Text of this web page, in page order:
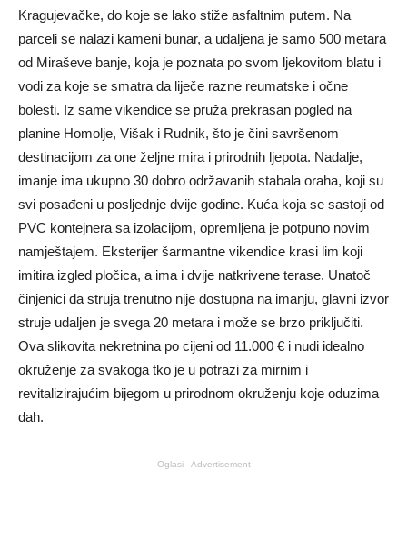
Kragujevačke, do koje se lako stiže asfaltnim putem. Na
parceli se nalazi kameni bunar, a udaljena je samo 500 metara
od Miraševe banje, koja je poznata po svom ljekovitom blatu i
vodi za koje se smatra da liječe razne reumatske i očne
bolesti. Iz same vikendice se pruža prekrasan pogled na
planine Homolje, Višak i Rudnik, što je čini savršenom
destinacijom za one željne mira i prirodnih ljepota. Nadalje,
imanje ima ukupno 30 dobro održavanih stabala oraha, koji su
svi posađeni u posljednje dvije godine. Kuća koja se sastoji od
PVC kontejnera sa izolacijom, opremljena je potpuno novim
namještajem. Eksterijer šarmantne vikendice krasi lim koji
imitira izgled pločica, a ima i dvije natkrivene terase. Unatoč
činjenici da struja trenutno nije dostupna na imanju, glavni izvor
struje udaljen je svega 20 metara i može se brzo priključiti.
Ova slikovita nekretnina po cijeni od 11.000 € i nudi idealno
okruženje za svakoga tko je u potrazi za mirnim i
revitalizirajućim bijegom u prirodnom okruženju koje oduzima
dah.
Oglasi - Advertisement